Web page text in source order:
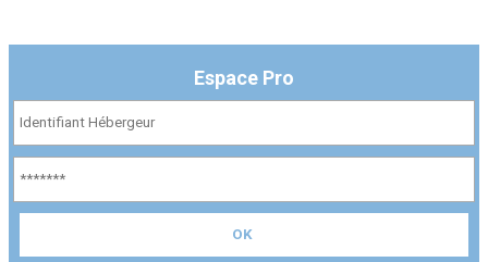
Espace Pro